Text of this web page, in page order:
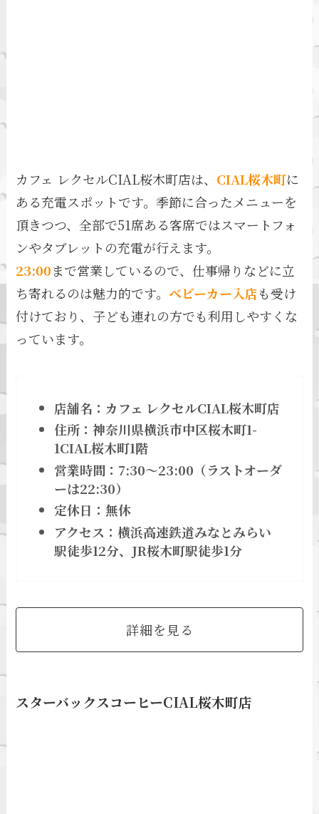
カフェ レクセルCIAL桜木町店は、 CIAL桜木町に
ある充電スポットです。季節に合ったメニューを
頂きつつ、全部で51席ある客席ではスマートフォ
ンやタブレットの充電が行えます。
23:00まで営業しているので、仕事帰りなどに立
ち寄れるのは魅力的です。 ベビーカー入店も受け
付けており、子ども連れの方でも利用しやすくな
っています。
店舗名：カフェ レクセルCIAL桜木町店
住所：神奈川県横浜市中区桜木町1-
1CIAL桜木町1階
営業時間：7:30～23:00（ラストオーダ
ーは22:30）
定休日：無休
アクセス：横浜高速鉄道みなとみらい
駅徒歩12分、JR桜木町駅徒歩1分
詳細を見る
スターバックスコーヒーCIAL桜木町店